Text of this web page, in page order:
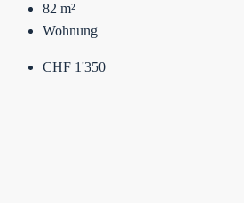
82 m²
Wohnung
CHF 1'350